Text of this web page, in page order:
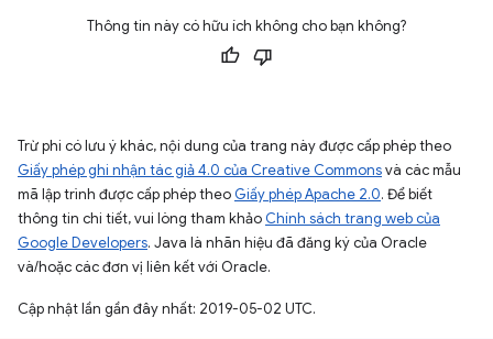
Thông tin này có hữu ích không cho bạn không?
Trừ phi có lưu ý khác, nội dung của trang này được cấp phép theo
Giấy phép ghi nhận tác giả 4.0 của Creative Commonsvà các mẫu
mã lập trình được cấp phép theo Giấy phép Apache 2.0. Để biết
thông tin chi tiết, vui lòng tham khảo Chính sách trang web của
Google Developers. Java là nhãn hiệu đã đăng ký của Oracle
và/hoặc các đơn vị liên kết với Oracle.
Cập nhật lần gần đây nhất: 2019-05-02 UTC.